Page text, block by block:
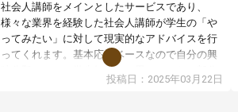
社会人講師をメインとしたサービスであり、
様々な業界を経験した社会人講師が学生の「や
ってみたい」に対して現実的なアドバイスを行
ってくれます。基本応援ベースなので自分の興
味分野について学生知識では思いつかない部分
まで深ぼる事が出来ます。
投稿日：2025年03月22日